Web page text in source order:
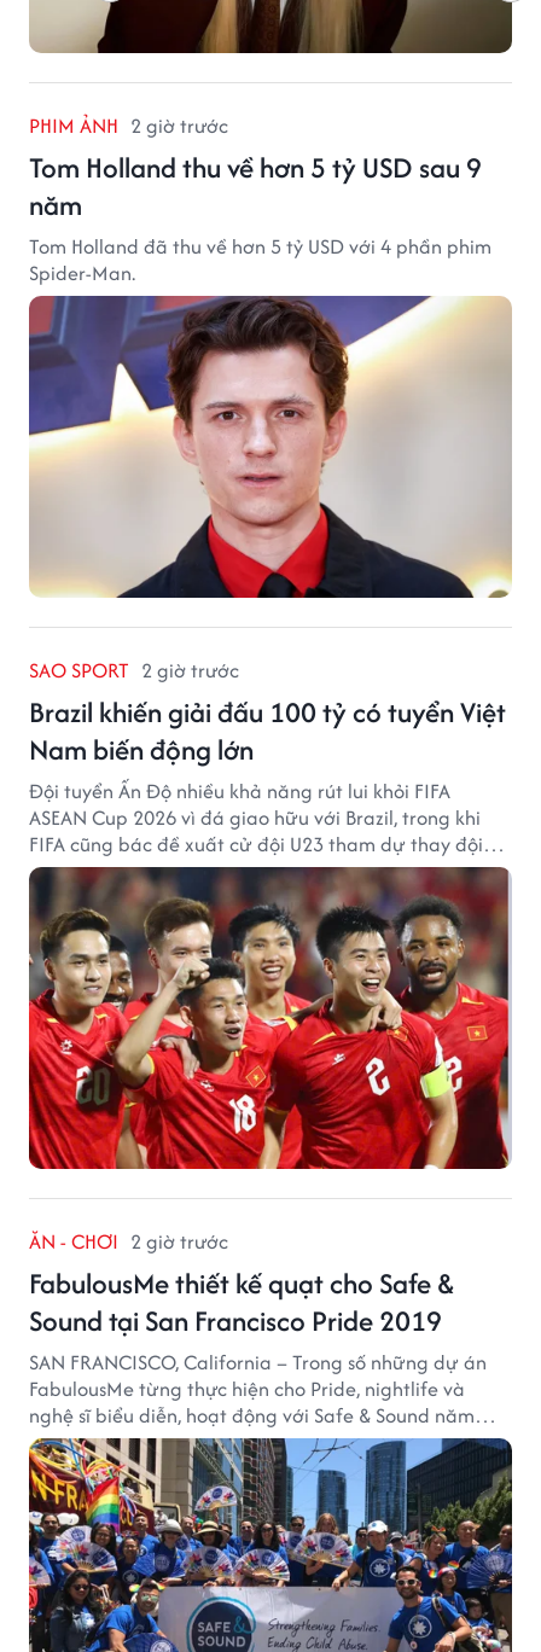
PHIM ẢNH 2 giờ trước
Tom Holland thu về hơn 5 tỷ USD sau 9
năm
Tom Holland đã thu về hơn 5 tỷ USD với 4 phần phim
Spider-Man.
SAO SPORT 2 giờ trước
Brazil khiến giải đấu 100 tỷ có tuyển Việt
Nam biến động lớn
Đội tuyển Ấn Độ nhiều khả năng rút lui khỏi FIFA
ASEAN Cup 2026 vì đá giao hữu với Brazil, trong khi
FIFA cũng bác đề xuất cử đội U23 tham dự thay đội
tuyển quốc gia.
ĂN - CHƠI 2 giờ trước
FabulousMe thiết kế quạt cho Safe &
Sound tại San Francisco Pride 2019
SAN FRANCISCO, California – Trong số những dự án
FabulousMe từng thực hiện cho Pride, nightlife và
nghệ sĩ biểu diễn, hoạt động với Safe & Sound năm
2019 mang một bối cảnh khác biệt. Safe & Sound là tổ
chức phi lợi nhuận tại San Francisco hoạt động trong
lĩnh vực phòng ngừa bạo hành trẻ em, hỗ trợ gia đình
và xây dựng môi trường an toàn cho trẻ em.